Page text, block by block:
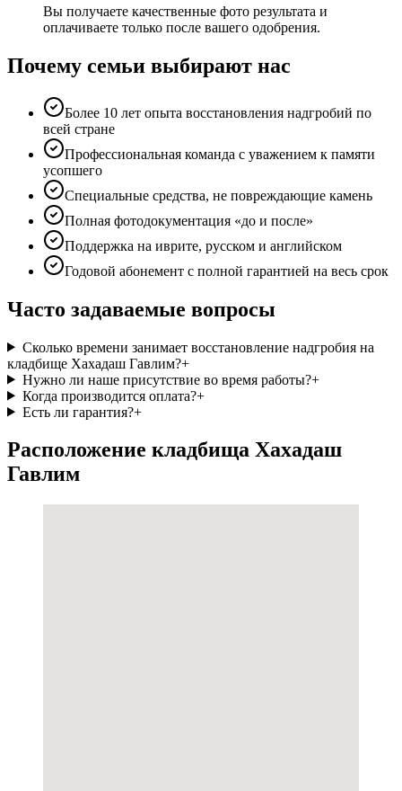
Вы получаете качественные фото результата и
оплачиваете только после вашего одобрения.
Почему семьи выбирают нас
Более 10 лет опыта восстановления надгробий по
всей стране
Профессиональная команда с уважением к памяти
усопшего
Специальные средства, не повреждающие камень
Полная фотодокументация «до и после»
Поддержка на иврите, русском и английском
Годовой абонемент с полной гарантией на весь срок
Часто задаваемые вопросы
Сколько времени занимает восстановление надгробия на
кладбище Хахадаш Гавлим?+
Нужно ли наше присутствие во время работы?+
Когда производится оплата?+
Есть ли гарантия?+
Расположение кладбища Хахадаш
Гавлим